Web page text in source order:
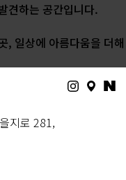
견하는 공간입니다.
, 일상에 아름다움을 더해
지로 281,